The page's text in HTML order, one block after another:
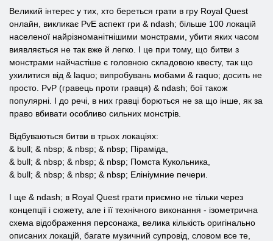
Великий інтерес у тих, хто береться грати в гру Royal Quest
онлайн, викликає PvE аспект гри & ndash; більше 100 локацій
населеної найрізноманітнішими монстрами, убити яких часом
виявляється не так вже й легко. І це при тому, що битви з
монстрами найчастіше є головною складовою квесту, так що
ухилитися від & laquo; випробувань мобами & raquo; досить не
просто. PvP (гравець проти гравця) & ndash; бої також
популярні. І до речі, в них гравці борються не за що інше, як за
право вбивати особливо сильних монстрів.
Відбуваються битви в трьох локаціях:
& bull; & nbsp; & nbsp; & nbsp; Піраміда,
& bull; & nbsp; & nbsp; & nbsp; Помста Кукольника,
& bull; & nbsp; & nbsp; & nbsp; Елініумние печери.
І ще & ndash; в Royal Quest грати приємно не тільки через
концепції і сюжету, але і її технічного виконання - ізометрична
схема відображення персонажа, велика кількість оригінально
описаних локацій, багате музичний супровід, словом все те,